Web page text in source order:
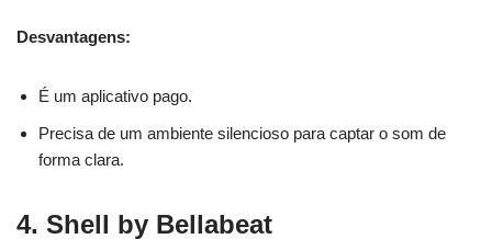
Desvantagens:
É um aplicativo pago.
Precisa de um ambiente silencioso para captar o som de
forma clara.
4. Shell by Bellabeat